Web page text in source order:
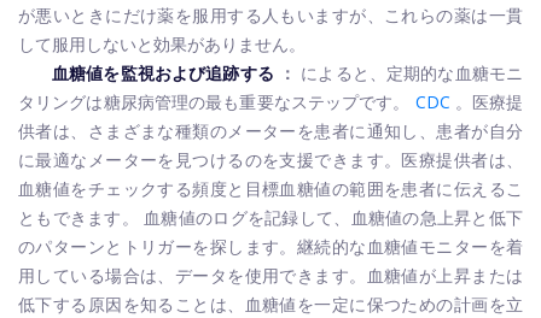
が悪いときにだけ薬を服用する人もいますが、これらの薬は一貫
して服用しないと効果がありません。
血糖値を監視および追跡する ： によると、定期的な血糖モニ
タリングは糖尿病管理の最も重要なステップです。
CDC 。医療提
供者は、さまざまな種類のメーターを患者に通知し、患者が自分
に最適なメーターを見つけるのを支援できます。医療提供者は、
血糖値をチェックする頻度と目標血糖値の範囲を患者に伝えるこ
ともできます。
血糖値のログを記録して、血糖値の急上昇と低下
のパターンとトリガーを探します。継続的な血糖値モニターを着
用している場合は、データを使用できます。血糖値が上昇または
低下する原因を知ることは、血糖値を一定に保つための計画を立